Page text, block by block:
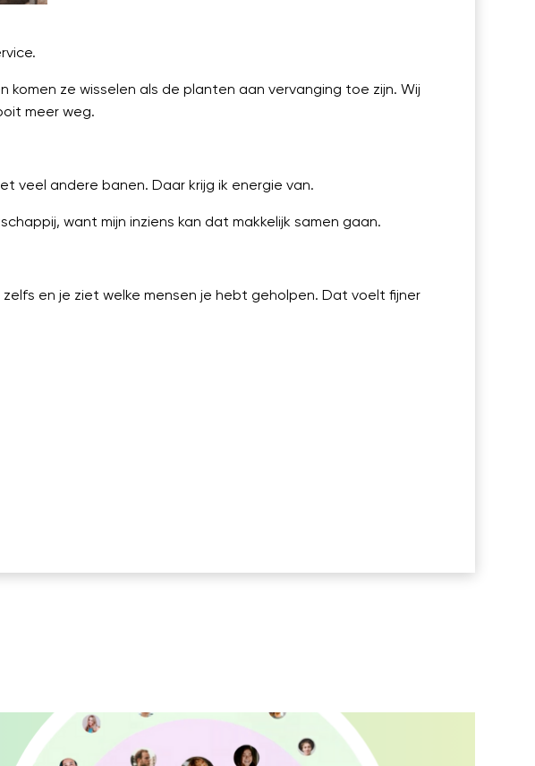
ze wisselen als de planten aan vervanging toe zijn. Wij
meer weg.
veel andere banen. Daar krijg ik energie van.
want mijn inziens kan dat makkelijk samen gaan.
en je ziet welke mensen je hebt geholpen. Dat voelt fijner